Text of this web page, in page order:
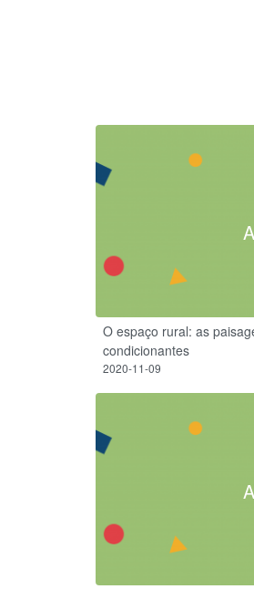
O espaço rural: as
condicionantes
2020-11-09